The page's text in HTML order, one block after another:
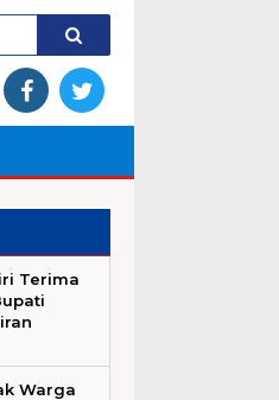
Terima
Warga